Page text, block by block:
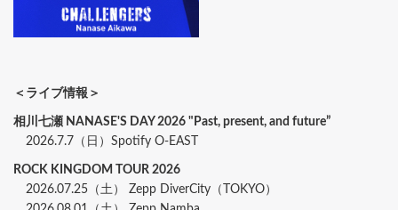
＜ライブ情報＞
相川七瀬 NANASE'S DAY 2026 "Past, present, and future”
2026.7.7（日）Spotify O-EAST
ROCK KINGDOM TOUR 2026
2026.07.25（土） Zepp DiverCity（TOKYO）